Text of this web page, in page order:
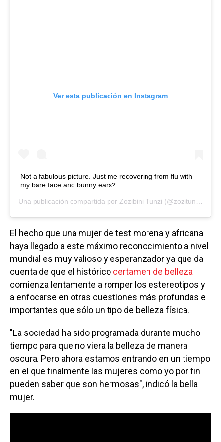
Ver esta publicación en Instagram
Not a fabulous picture. Just me recovering from flu with
my bare face and bunny ears?
Una publicación compartida por Zozibini Tunzi (@zozitunzi) el
El hecho que una mujer de test morena y africana
haya llegado a este máximo reconocimiento a nivel
mundial es muy valioso y esperanzador ya que da
cuenta de que el histórico certamen de belleza
comienza lentamente a romper los estereotipos y
a enfocarse en otras cuestiones más profundas e
importantes que sólo un tipo de belleza física.
"La sociedad ha sido programada durante mucho
tiempo para que no viera la belleza de manera
oscura. Pero ahora estamos entrando en un tiempo
en el que finalmente las mujeres como yo por fin
pueden saber que son hermosas", indicó la bella
mujer.